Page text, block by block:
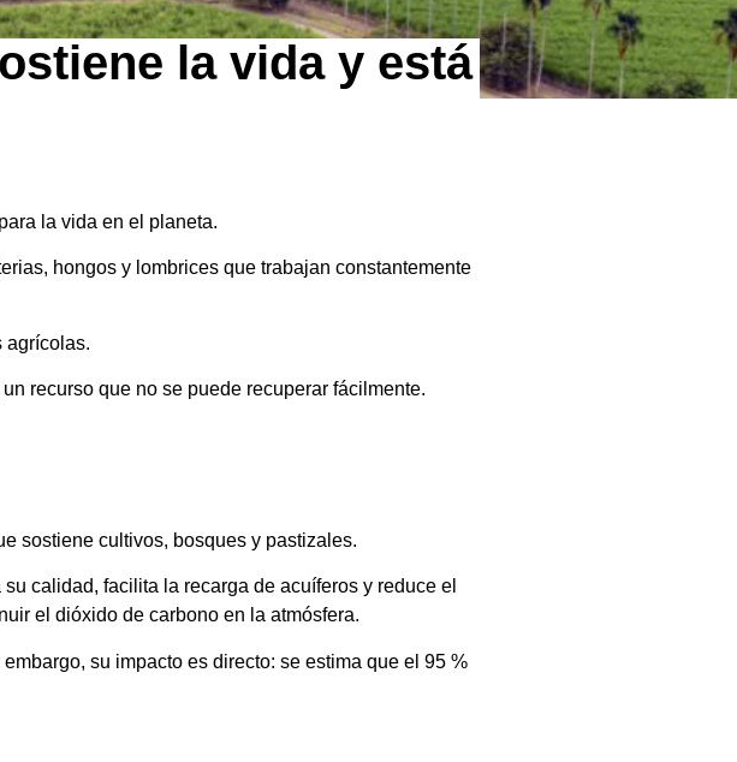
la vida y está
la vida en el planeta.
hongos y lombrices que trabajan constantemente
agrícolas.
recurso que no se puede recuperar fácilmente.
sostiene cultivos, bosques y pastizales.
calidad, facilita la recarga de acuíferos y reduce el
el dióxido de carbono en la atmósfera.
su impacto es directo: se estima que el 95 %